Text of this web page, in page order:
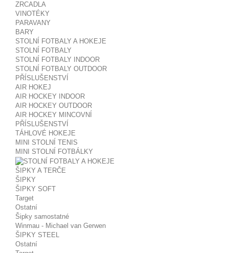
ZRCADLA
VINOTÉKY
PARAVANY
BARY
STOLNÍ FOTBALY A HOKEJE
STOLNÍ FOTBALY
STOLNÍ FOTBALY INDOOR
STOLNÍ FOTBALY OUTDOOR
PŘÍSLUŠENSTVÍ
AIR HOKEJ
AIR HOCKEY INDOOR
AIR HOCKEY OUTDOOR
AIR HOCKEY MINCOVNÍ
PŘÍSLUŠENSTVÍ
TÁHLOVÉ HOKEJE
MINI STOLNÍ TENIS
MINI STOLNÍ FOTBÁLKY
ŠIPKY A TERČE
ŠIPKY
ŠIPKY SOFT
Target
Ostatní
Šipky samostatné
Winmau - Michael van Gerwen
ŠIPKY STEEL
Ostatní